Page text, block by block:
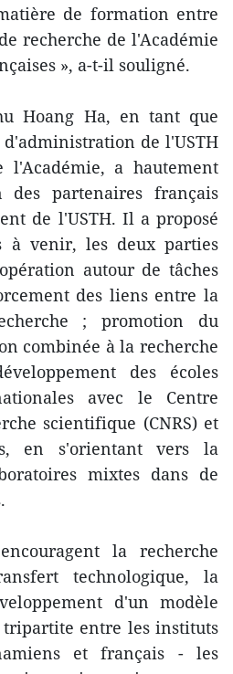
de formation entre
recherche de l'Académie
», a-t-il souligné.
Hoang Ha, en tant que
de l'USTH
l'Académie, a hautement
des partenaires français
de l'USTH. Il a proposé
à venir, les deux parties
autour de tâches
des liens entre la
; promotion du
combinée à la recherche
des écoles
avec le Centre
scientifique (CNRS) et
en s'orientant vers la
mixtes dans de
la recherche
technologique, la
d'un modèle
entre les instituts
et français - les